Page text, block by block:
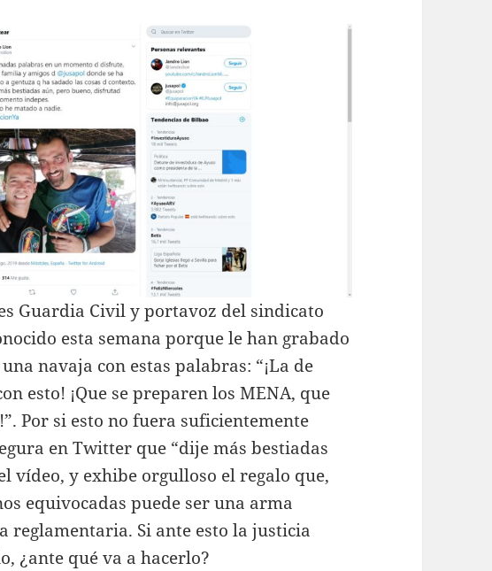
Guardia Civil y portavoz del sindicato
esta semana porque le han grabado
navaja con estas palabras: “¡La de
esto! ¡Que se preparen los MENA, que
Por si esto no fuera suficientemente
en Twitter que “dije más bestiadas
vídeo, y exhibe orgulloso el regalo que,
equivocadas puede ser una arma
reglamentaria. Si ante esto la justicia
¿ante qué va a hacerlo?